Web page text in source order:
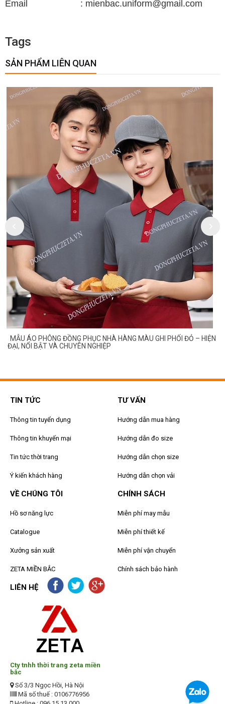
Email : mienbac.uniform@gmail.com
Tags
SẢN PHẨM LIÊN QUAN
– HIỆN
MẪU ÁO PHÔNG ĐỒNG PHỤC NHÀ HÀNG MÀU XANH CỔ VỊT
ĐEN – THIẾT KẾ SANG TRỌNG, DỄ GÂY THIỆN CẢM!
TIN TỨC
Thông tin tuyển dụng
Thông tin khuyến mại
Tin tức thời trang
Ý kiến khách hàng
TƯ VẤN
Hướng dẫn mua hàng
Hướng dẫn đo size
Hướng dẫn chọn size
Hướng dẫn chọn vải
VỀ CHÚNG TÔI
Hồ sơ năng lực
Catalogue
Xưởng sản xuất
ZETA MIỀN BẮC
CHÍNH SÁCH
Miễn phí may mẫu
Miễn phí thiết kế
Miễn phí vận chuyển
Chính sách bảo hành
LIÊN HỆ
Cty tnhh thời trang zeta miền
bắc
Số 3/3 Ngọc Hồi, Hà Nội
Mã số thuế : 0106776956